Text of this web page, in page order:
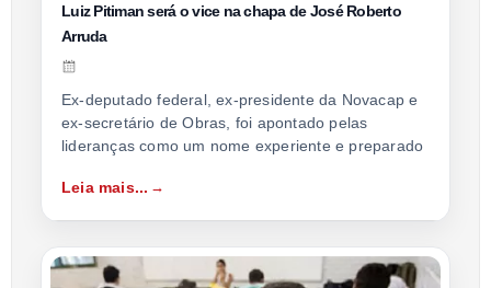
Luiz Pitiman será o vice na chapa de José Roberto
Arruda
Ex-deputado federal, ex-presidente da Novacap e
ex-secretário de Obras, foi apontado pelas
lideranças como um nome experiente e preparado
Leia mais...